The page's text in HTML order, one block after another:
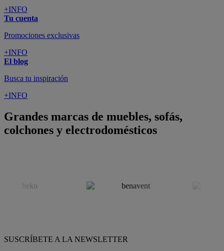
+INFO
Tu cuenta
Promociones exclusivas
+INFO
El blog
Busca tu inspiración
+INFO
Grandes marcas de muebles, sofás,
colchones y electrodomésticos
SUSCRÍBETE A LA NEWSLETTER